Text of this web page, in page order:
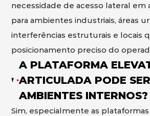
necessidade de acesso lateral em
para ambientes industriais, áreas
interferências estruturais e locais
posicionamento preciso do
A PLATAFORMA
ARTICULADA PODE
AMBIENTES INTERNOS?
Sim, especialmente as